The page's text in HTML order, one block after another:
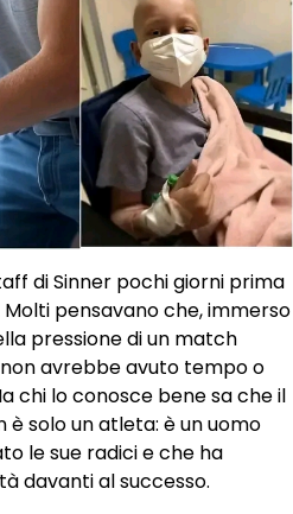
di Sinner pochi giorni prima
Molti pensavano che, immerso
pressione di un match
avrebbe avuto tempo o
chi lo conosce bene sa che il
solo un atleta: è un uomo
le sue radici e che ha
davanti al successo.